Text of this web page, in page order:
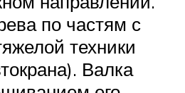
по частям с
техники
Валка